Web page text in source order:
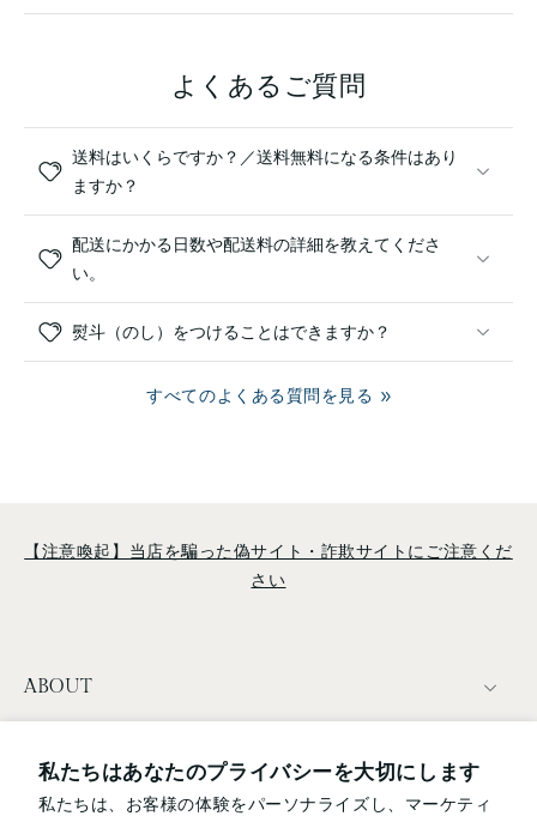
私たちはあなたのプライバシーを大切にします
私たちは、お客様の体験をパーソナライズし、マーケティ
よくあるご質問
送料はいくらですか？／送料無料になる条件はあり
ますか？
配送にかかる日数や配送料の詳細を教えてくださ
い。
熨斗（のし）をつけることはできますか？
すべてのよくある質問を見る
【注意喚起】当店を騙った偽サイト・詐欺サイトにご注意くだ
さい
ABOUT